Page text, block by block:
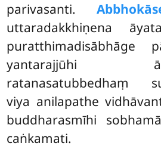
parivasanti.
uttaradakkhiṇena
puratthimadisābhāge
yantarajjūhi
ratanasatubbedhaṃ
viya anilapathe
buddharasmīhi
caṅkamati.